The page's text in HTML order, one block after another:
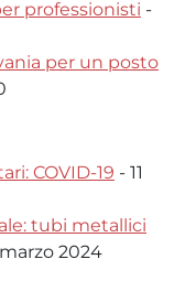
professionisti -
per un posto
COVID-19 - 11
tubi metallici
2024